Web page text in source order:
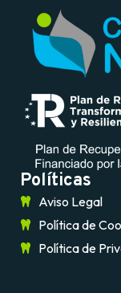
Políticas
Aviso Legal
Política de
Política de